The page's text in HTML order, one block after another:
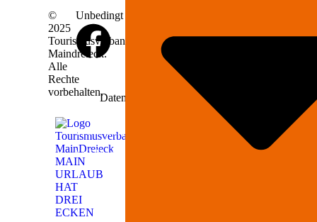
©
2025
Tourismusverband
Maindreieck.
Alle
Rechte
vorbehalten.
KONTAKT
&
ANFRAGEN
Unbedingt vorbeischauen!
Datenschutzerklärung